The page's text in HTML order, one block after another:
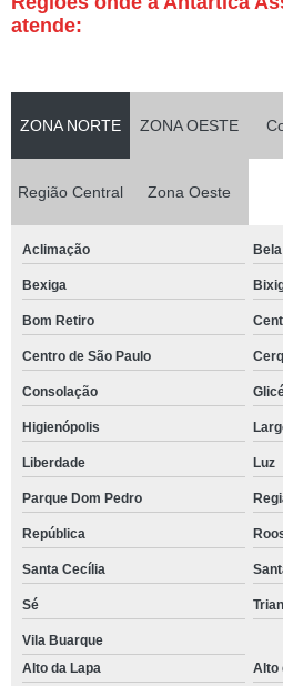
atende:
ZONA NORTE ZONA OESTE
Região Central Zona Oeste
Aclimação
Bexiga
Bom Retiro
Centro de São Paulo
Consolação
Higienópolis
Liberdade Luz
Parque Dom Pedro
República
Santa Cecília
Sé
Vila Buarque
Alto da Lapa
Alto